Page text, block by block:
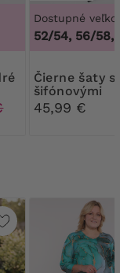
Dostupné
52/54, 56/58,
Čierne šaty so
šifónovými
rukávmi a
bielymi
45,99 €